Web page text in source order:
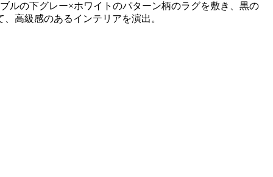
ルの下グレー×ホワイトのパターン柄のラグを敷き、黒の
高級感のあるインテリアを演出。